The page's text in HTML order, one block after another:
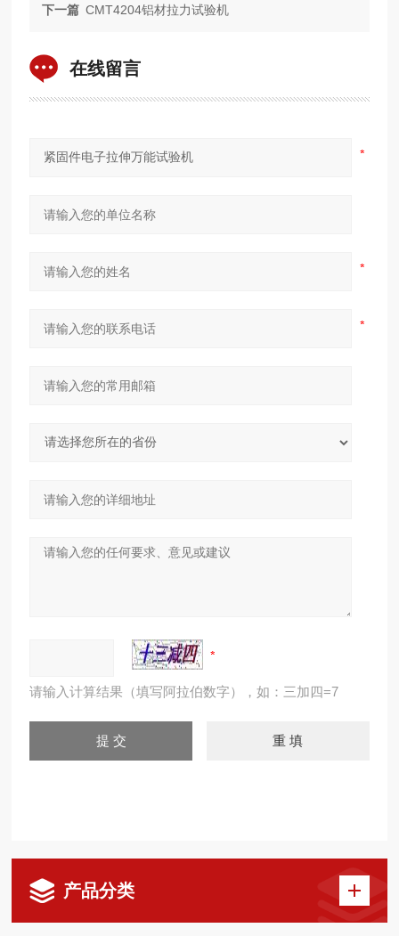
下一篇 CMT4204铝材拉力试验机
在线留言
请输入计算结果（填写阿拉伯数字），如：三加四=7
产品分类